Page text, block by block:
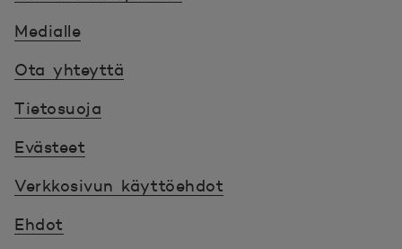
Medialle
Ota yhteyttä
Tietosuoja
Evästeet
Verkkosivun käyttöehdot
Ehdot